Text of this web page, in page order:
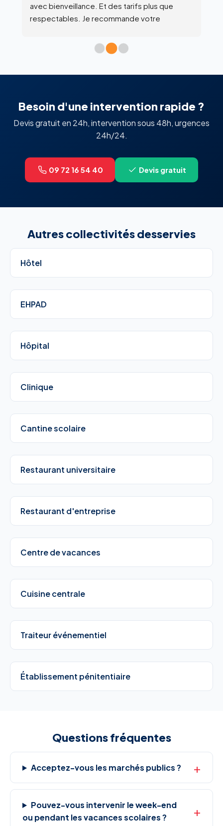
Besoin d'une intervention rapide ?
Devis gratuit en 24h, intervention sous 48h, urgences
24h/24.
09 72 16 54 40 Devis gratuit
Autres collectivités desservies
Hôtel
EHPAD
Hôpital
Clinique
Cantine scolaire
Restaurant universitaire
Restaurant d'entreprise
Centre de vacances
Cuisine centrale
Traiteur événementiel
Établissement pénitentiaire
Questions fréquentes
Acceptez-vous les marchés publics ?
Pouvez-vous intervenir le week-end
ou pendant les vacances scolaires ?